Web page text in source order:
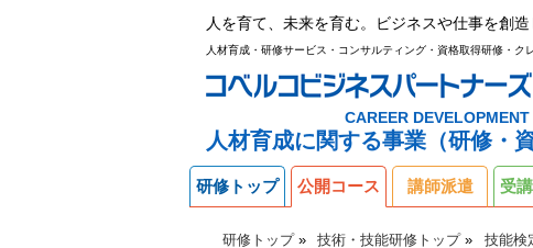
人を育て、未来を育む。ビジネスや仕事を創
人材育成・研修サービス・コンサルティング・資格取得研修・ク
CAREER DEVELOPMENT
人材育成に関する事業（研修・
研修トップ 公開コース 講師派遣 受
研修トップ 技術・技能研修トップ 技能検